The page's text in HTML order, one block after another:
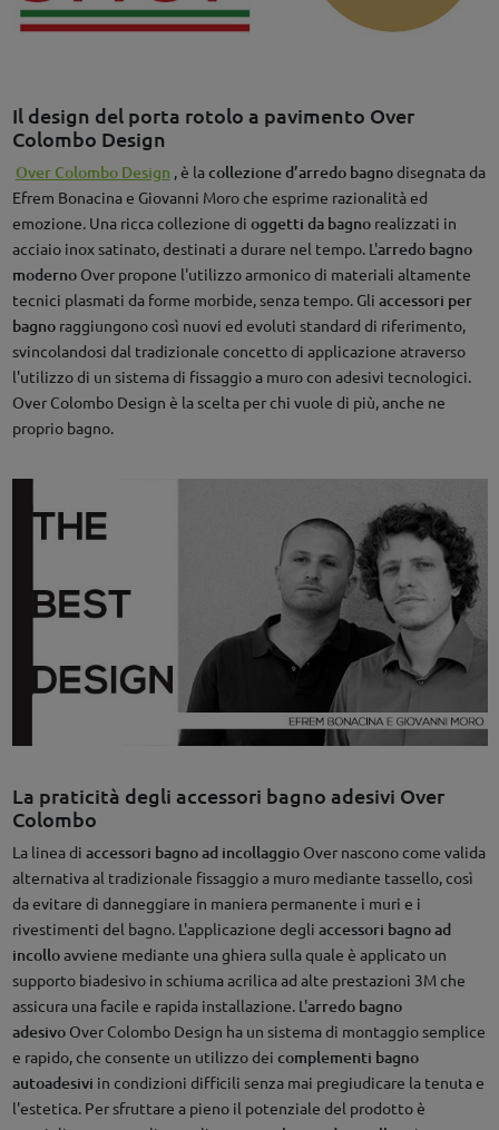
Il design del porta rotolo a pavimento Over
Colombo Design
Over Colombo Design , è lacollezione d’arredo bagnodisegnata da
Efrem Bonacina e Giovanni Moro che esprime razionalità ed
emozione. Una ricca collezione di oggetti da bagnorealizzati in
acciaio inox satinato, destinati a durare nel tempo. L'arredo bagno
modernoOver propone l'utilizzo armonico di materiali altamente
tecnici plasmati da forme morbide, senza tempo. Gli accessori per
bagnoraggiungono così nuovi ed evoluti standard di riferimento,
svincolandosi dal tradizionale concetto di applicazione atraverso
l'utilizzo di un sistema di fissaggio a muro con adesivi tecnologici.
Over Colombo Design è la scelta per chi vuole di più, anche ne
proprio bagno.
La praticità degli accessori bagno adesivi Over
Colombo
La linea di accessori bagno ad incollaggioOver nascono come valida
alternativa al tradizionale fissaggio a muro mediante tassello, così
da evitare di danneggiare in maniera permanente i muri e i
rivestimenti del bagno. L'applicazione degli accessori bagno ad
incolloavviene mediante una ghiera sulla quale è applicato un
supporto biadesivo in schiuma acrilica ad alte prestazioni 3M che
assicura una facile e rapida installazione. L'arredo bagno
adesivoOver Colombo Design ha un sistema di montaggio semplice
e rapido, che consente un utilizzo dei complementi bagno
autoadesivi in condizioni difficili senza mai pregiudicare la tenuta e
l'estetica. Per sfruttare a pieno il potenziale del prodotto è